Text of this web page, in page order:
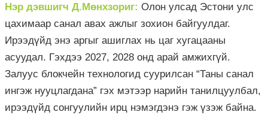
Нэр дэвшигч Д.Мөнхзориг: Олон улсад Эстони улс
цахимаар санал авах ажлыг зохион байгуулдаг.
Ирээдүйд энэ аргыг ашиглах нь цаг хугацааны
асуудал. Гэхдээ 2027, 2028 онд арай амжихгүй.
Залуус блокчейн технологид суурилсан “Таны санал
ингэж нууцлагдана” гэх мэтээр нарийн танилцуулбал,
ирээдүйд сонгуулийн ирц нэмэгдэнэ гэж үзэж байна.